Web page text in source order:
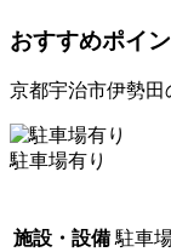
おすすめポイ
京都宇治市伊勢
駐車場有り
施設・設備 駐車